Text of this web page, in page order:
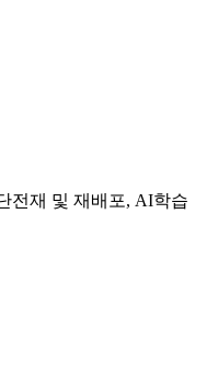
전재 및 재배포, AI학습